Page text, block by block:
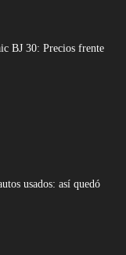
BJ 30: Precios frente
usados: así quedó